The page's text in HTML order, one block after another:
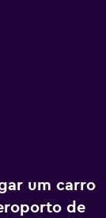
um carro
de